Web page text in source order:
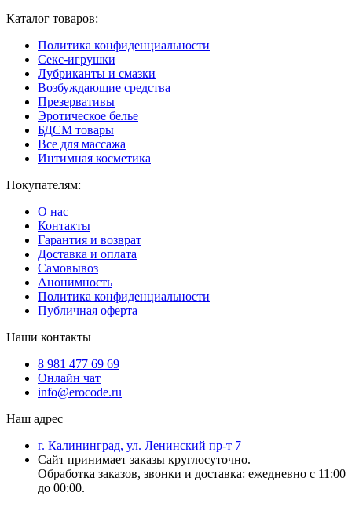
Каталог товаров:
Политика конфиденциальности
Секс-игрушки
Лубриканты и смазки
Возбуждающие средства
Презервативы
Эротическое белье
БДСМ товары
Все для массажа
Интимная косметика
Покупателям:
О нас
Контакты
Гарантия и возврат
Доставка и оплата
Самовывоз
Анонимность
Политика конфиденциальности
Публичная оферта
Наши контакты
8 981 477 69 69
Онлайн чат
info@erocode.ru
Наш адрес
г. Калининград, ул. Ленинский пр-т 7
Сайт принимает заказы круглосуточно.
Обработка заказов, звонки и доставка: ежедневно с 11:00
до 00:00.